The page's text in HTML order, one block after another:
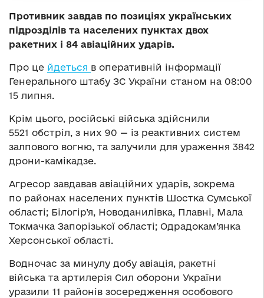
Противник завдав по позиціях українських
підрозділів та населених пунктах двох
ракетних і 84 авіаційних ударів.
Про це йдеться в оперативній інформації
Генерального штабу ЗС України станом на 08:00
15 липня.
Крім цього, російські війська здійснили
5521 обстріл, з них 90 — із реактивних систем
залпового вогню, та залучили для ураження 3842
дрони-камікадзе.
Агресор завдавав авіаційних ударів, зокрема
по районах населених пунктів Шостка Сумської
області; Білогір’я, Новоданилівка, Плавні, Мала
Токмачка Запорізької області; Одрадокам’янка
Херсонської області.
Водночас за минулу добу авіація, ракетні
війська та артилерія Сил оборони України
уразили 11 районів зосередження особового